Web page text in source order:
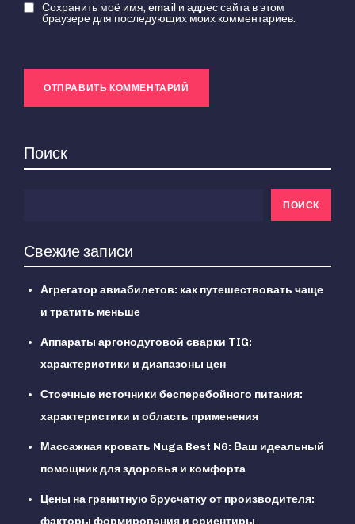
Сохранить моё имя, email и адрес сайта в этом
браузере для последующих моих комментариев.
Поиск
ПОИСК
Свежие записи
Агрегатор авиабилетов: как путешествовать чаще
и тратить меньше
Аппараты аргонодуговой сварки TIG:
характеристики и диапазоны цен
Стоечные источники бесперебойного питания:
характеристики и область применения
Массажная кровать Nuga Best N6: Ваш идеальный
помощник для здоровья и комфорта
Цены на гранитную брусчатку от производителя: